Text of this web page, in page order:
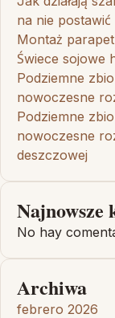
na nie postawić
Montaż
Świece sojowe
Podziemne
nowoczesne
Podziemne
nowoczesne
deszczowej
Najnowsze
No hay
Archiwa
febrero 2026